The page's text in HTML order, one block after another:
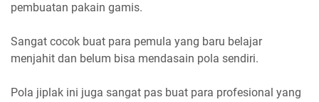
pembuatan pakain gamis.
Sangat cocok buat para pemula yang baru belajar
menjahit dan belum bisa mendasain pola sendiri.
Pola jiplak ini juga sangat pas buat para profesional yang